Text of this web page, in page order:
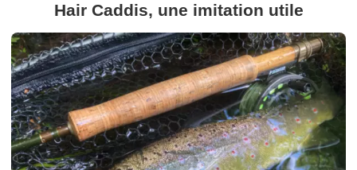
Peche.com
Pêche en eau douce Mercury Fishing Cup Poissons d'eau
douce Pêche des carnassiers Pêche à la mouche Pêche au
coup Pêche au Feeder ou Anglaise
Hair Caddis, une imitation utile